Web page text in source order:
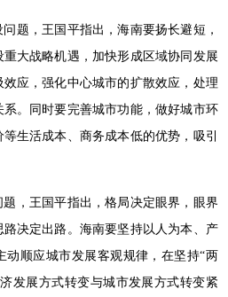
题，王国平指出，海南要扬长避短，
大战略机遇，加快形成区域协同发展
应，强化中心城市的扩散效应，处理
。同时要完善城市功能，做好城市环
生活成本、商务成本低的优势，吸引
，王国平指出，格局决定眼界，眼界
决定出路。海南要坚持以人为本、产
动顺应城市发展客观规律，在坚持“两
发展方式转变与城市发展方式转变紧